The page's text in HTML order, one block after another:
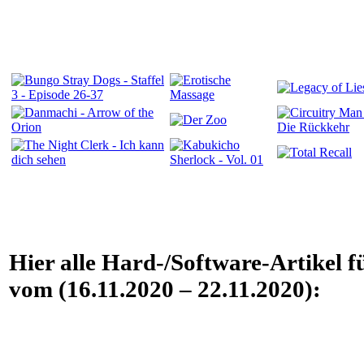
Hier alle Hard-/Software-Artikel
vom (16.11.2020 – 22.11.2020):